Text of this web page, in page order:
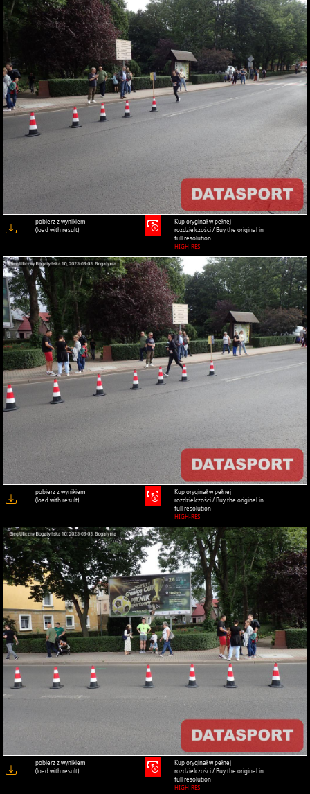
pobierz z wynikiem
(load with result)
Kup oryginał w pełnej
rozdzielczości / Buy the original in
full resolution
HIGH-RES
pobierz z wynikiem
(load with result)
Kup oryginał w pełnej
rozdzielczości / Buy the original in
full resolution
HIGH-RES
pobierz z wynikiem
(load with result)
Kup oryginał w pełnej
rozdzielczości / Buy the original in
full resolution
HIGH-RES